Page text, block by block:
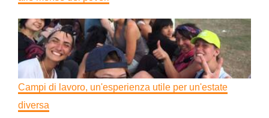
Campi di lavoro, un'esperienza utile per un'estate
diversa